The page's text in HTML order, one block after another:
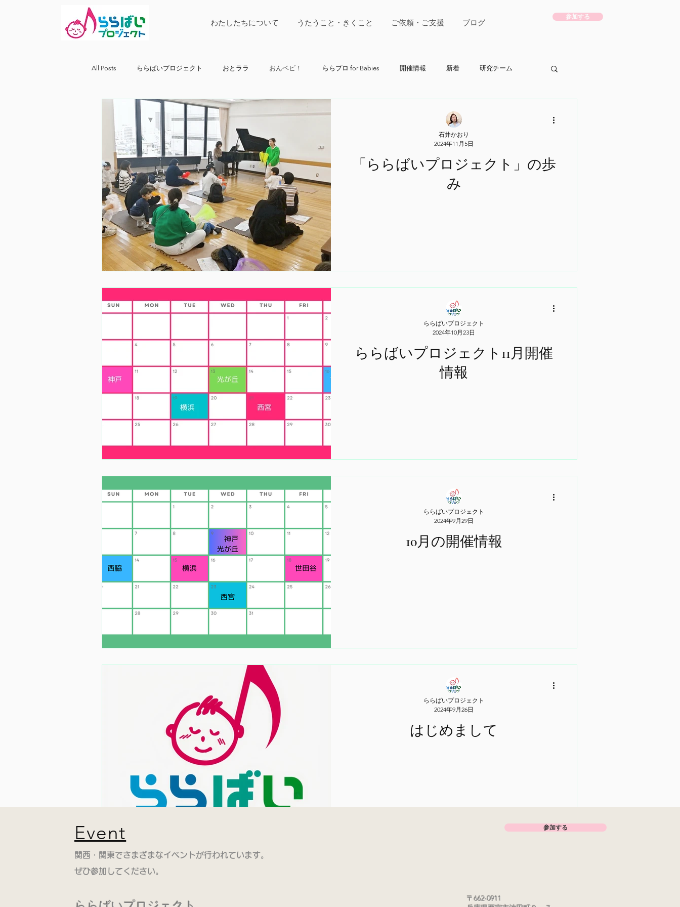
わたしたちについて うたうこと・きくこと ご依頼・ご支援 ブログ
参加する
All Posts ららばいプロジェクト おとララ おんベビ！ ららプロ for Babies 開催情報 新着 研究チーム
「ららばいプロジェクト」の歩
み
石井かおり
2024年11月5日
ららばいプロジェクト11月開催
情報
ららばいプロジェクト
2024年10月23日
10月の開催情報
ららばいプロジェクト
2024年9月29日
はじめまして
ららばいプロジェクト
2024年9月26日
​Event
​関西・関東でさまざまなイベントが行われています。
​ぜひ参加してください。
参加する
〒662-0911